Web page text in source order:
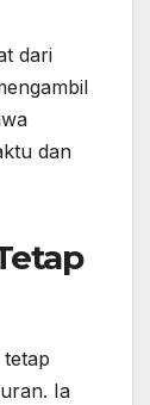
dari
dan
Ia